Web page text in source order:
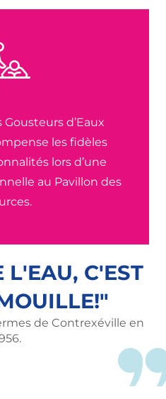
d’Eaux
les fidèles
lors d’une
au Pavillon des
C'EST
de Contrexéville en